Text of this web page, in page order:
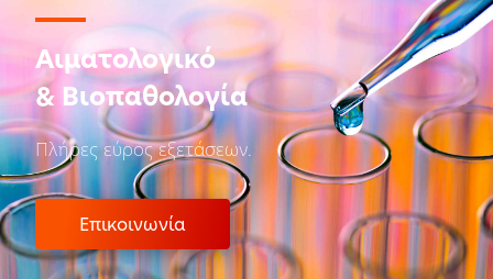
Αιματολογικό
& Βιοπαθολογία
Πλήρες εύρος εξετάσεων.
Επικοινωνία